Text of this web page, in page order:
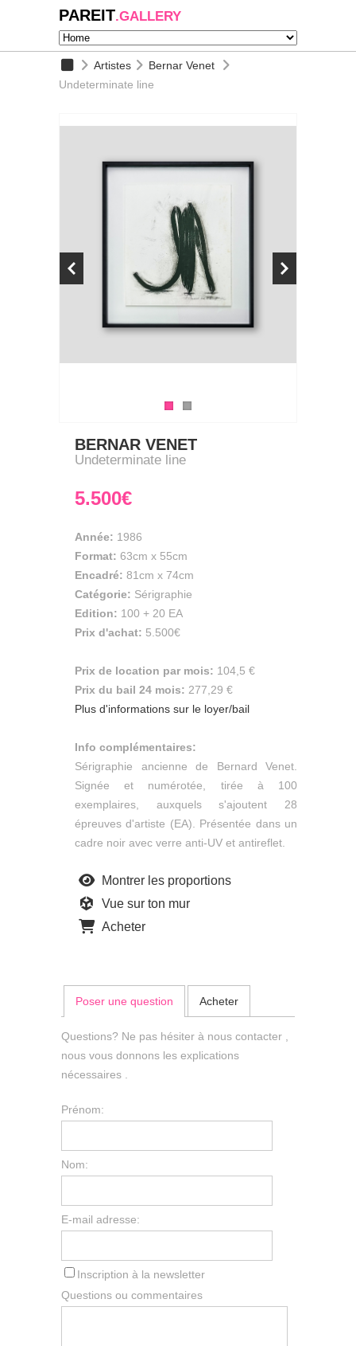
PAREIT.GALLERY
Artistes
Bernar Venet
Undeterminate line
BERNAR VENET
Undeterminate line
5.500€
Année: 1986
Format: 63cm x 55cm
Encadré: 81cm x 74cm
Catégorie: Sérigraphie
Edition: 100 + 20 EA
Prix d'achat: 5.500€
Prix de location par mois: 104,5 €
Prix du bail 24 mois: 277,29 €
Plus d'informations sur le loyer/bail
Info complémentaires:
Sérigraphie ancienne de Bernard Venet.
Signée et numérotée, tirée à 100
exemplaires, auxquels s'ajoutent 28
épreuves d'artiste (EA). Présentée dans un
cadre noir avec verre anti-UV et antireflet.
Montrer les proportions
Vue sur ton mur
Acheter
Poser une question Acheter
Questions? Ne pas hésiter à nous contacter ,
nous vous donnons les explications
nécessaires .
Prénom:
Nom:
E-mail adresse:
Inscription à la newsletter
Questions ou commentaires